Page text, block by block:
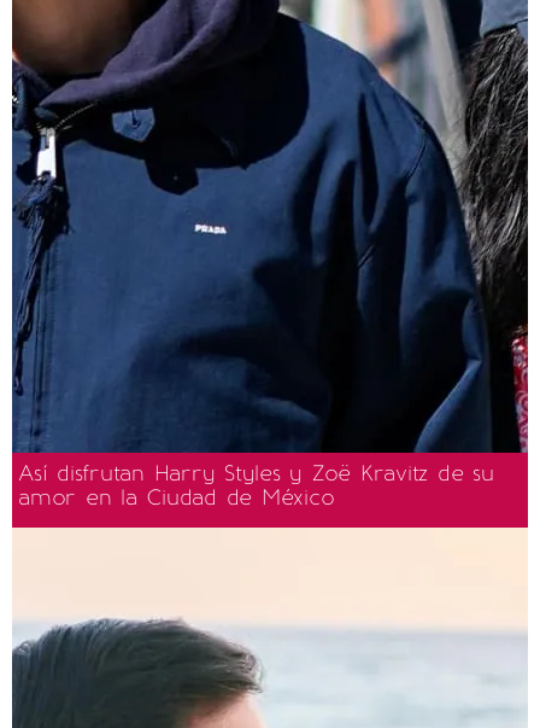
Así disfrutan Harry Styles y Zoë Kravitz de su
amor en la Ciudad de México